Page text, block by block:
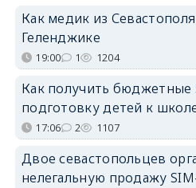
Как медик из
Геленджике
19:00 1 1204
Как получить бюджетные
подготовку детей к
17:06 2 1107
Двое севастопольцев
нелегальную продажу